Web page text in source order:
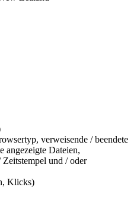
verweisende / beendete
angezeigte Dateien,
und / oder
Klicks)